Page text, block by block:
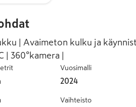
| Avaimeton kulku ja
| 360°kamera |
Vuosimalli
2024
Vaihteisto